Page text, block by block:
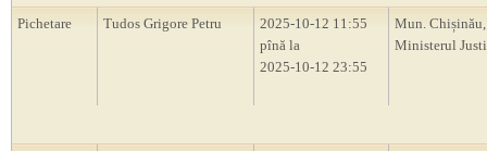
Pichetare Tudos Grigore Petru
2025-10-12 11:55
pînă la
2025-10-12 23:55
Mun. Chișinău,
Ministerul